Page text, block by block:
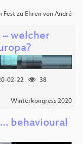
Fest zu Ehren von André
welcher
02-22
38
Winterkongress 2020
behavioural